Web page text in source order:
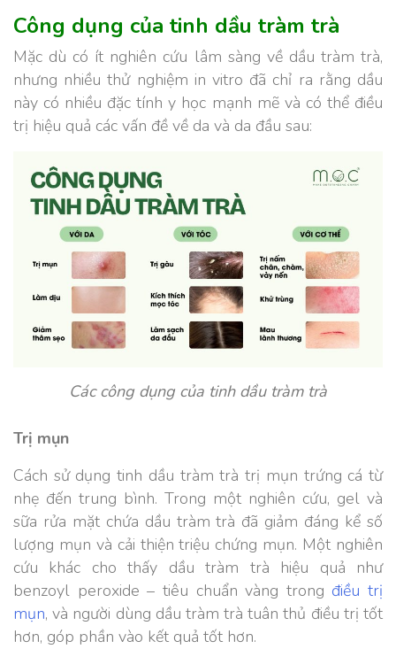
Công dụng của tinh dầu tràm trà
Mặc dù có ít nghiên cứu lâm sàng về dầu tràm trà,
nhưng nhiều thử nghiệm in vitro đã chỉ ra rằng dầu
này có nhiều đặc tính y học mạnh mẽ và có thể điều
trị hiệu quả các vấn đề về da và da đầu sau:
Các công dụng của tinh dầu tràm trà
Trị mụn
Cách sử dụng tinh dầu tràm trà trị mụn trứng cá từ
nhẹ đến trung bình. Trong một nghiên cứu, gel và
sữa rửa mặt chứa dầu tràm trà đã giảm đáng kể số
lượng mụn và cải thiện triệu chứng mụn. Một nghiên
cứu khác cho thấy dầu tràm trà hiệu quả như
benzoyl peroxide – tiêu chuẩn vàng trong điều trị
mụn, và người dùng dầu tràm trà tuân thủ điều trị tốt
hơn, góp phần vào kết quả tốt hơn.